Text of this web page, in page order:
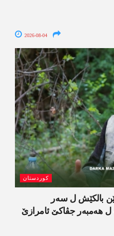
2026-08-04
کوردستان
بالکێش ل سەر
ل ھەمبەر جڤاکێ ئامرازێ